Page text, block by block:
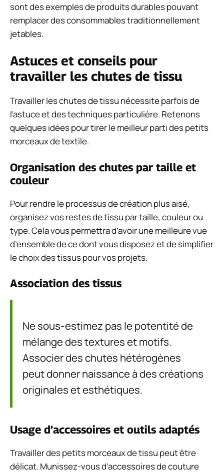
sont des exemples de produits durables pouvant
remplacer des consommables traditionnellement
jetables.
Astuces et conseils pour
travailler les chutes de tissu
Travailler les chutes de tissu nécessite parfois de
l’astuce et des techniques particulière. Retenons
quelques idées pour tirer le meilleur parti des petits
morceaux de textile.
Organisation des chutes par taille et
couleur
Pour rendre le processus de création plus aisé,
organisez vos restes de tissu par taille, couleur ou
type. Cela vous permettra d’avoir une meilleure vue
d’ensemble de ce dont vous disposez et de simplifier
le choix des tissus pour vos projets.
Association des tissus
Ne sous-estimez pas le potentité de
mélange des textures et motifs.
Associer des chutes hétérogènes
peut donner naissance à des créations
originales et esthétiques.
Usage d’accessoires et outils adaptés
Travailler des petits morceaux de tissu peut être
délicat. Munissez-vous d’accessoires de couture